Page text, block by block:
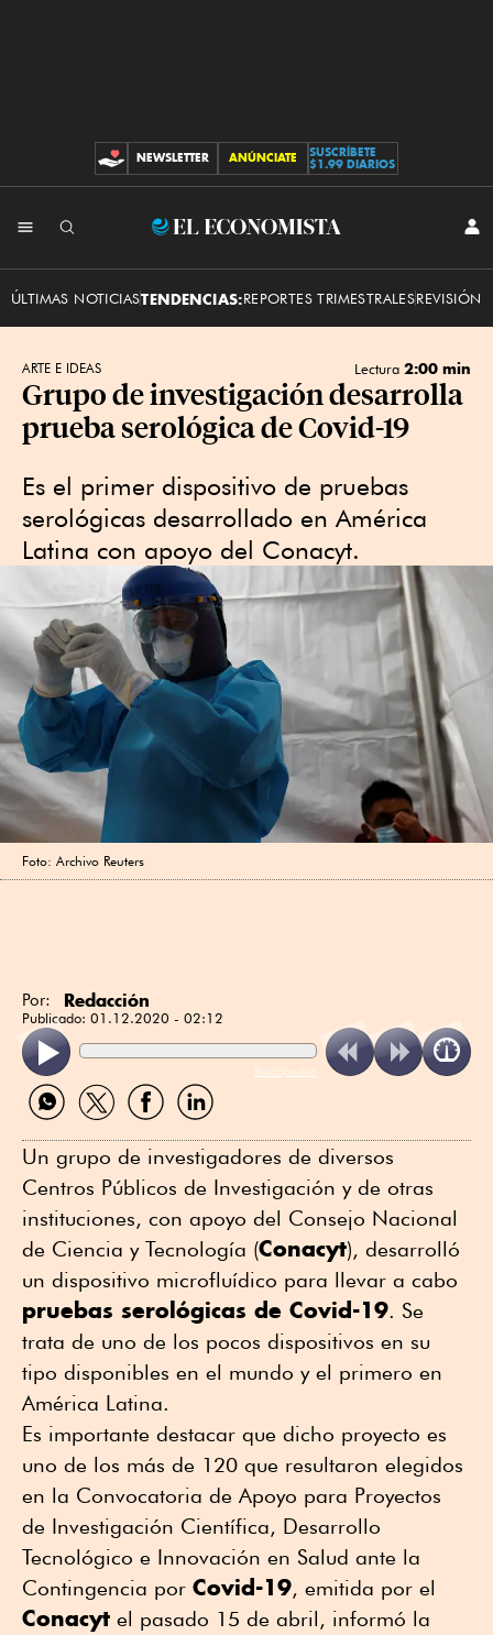
CONTRIBUCIONES
NEWSLETTER ANÚNCIATE
SUSCRÍBETE
$1.99 DIARIOS
El
ÚLTIMAS NOTICIASTENDENCIAS:REPORTES TRIMESTRALESREVISIÓN
ARTE E IDEAS Lectura 2:00 min
Grupo de investigación desarrolla
prueba serológica de Covid-19
Es el primer dispositivo de pruebas
serológicas desarrollado en América
Latina con apoyo del Conacyt.
Foto: Archivo Reuters
Por: Redacción
Publicado: 01.12.2020 - 02:12
ReadSpeaker
Compartir
por
Compartir
por
Compartir
por
Compartir
por
Un grupo de investigadores de diversos
Centros Públicos de Investigación y de otras
instituciones, con apoyo del Consejo Nacional
de Ciencia y Tecnología (Conacyt), desarrolló
un dispositivo microfluídico para llevar a cabo
pruebas serológicas de Covid-19. Se
trata de uno de los pocos dispositivos en su
tipo disponibles en el mundo y el primero en
América Latina.
Es importante destacar que dicho proyecto es
uno de los más de 120 que resultaron elegidos
en la Convocatoria de Apoyo para Proyectos
de Investigación Científica, Desarrollo
Tecnológico e Innovación en Salud ante la
Contingencia por Covid-19, emitida por el
Conacyt el pasado 15 de abril, informó la